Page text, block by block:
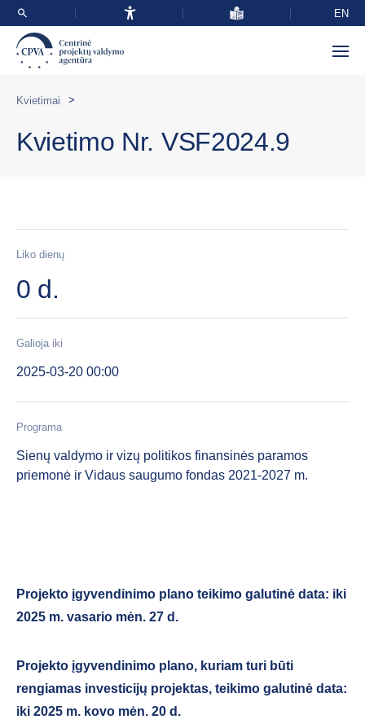
EN
Kvietimai >
Kvietimo Nr. VSF2024.9
Liko dienų
0 d.
Galioja iki
2025-03-20 00:00
Programa
Sienų valdymo ir vizų politikos finansinės paramos
priemonė ir Vidaus saugumo fondas 2021-2027 m.
Projekto įgyvendinimo plano teikimo galutinė data: iki
2025 m. vasario mėn. 27 d.
Projekto įgyvendinimo plano, kuriam turi būti
rengiamas investicijų projektas, teikimo galutinė data:
iki 2025 m. kovo mėn. 20 d.